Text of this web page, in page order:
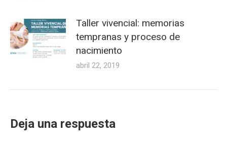
Taller vivencial: memorias
tempranas y proceso de
nacimiento
abril 22, 2019
Deja una respuesta